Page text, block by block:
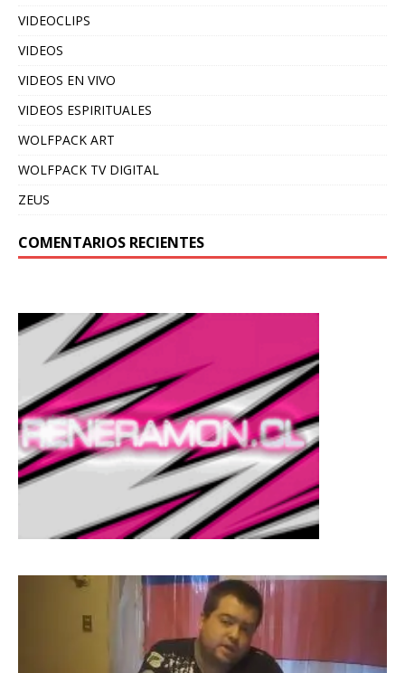
VIDEOCLIPS
VIDEOS
VIDEOS EN VIVO
VIDEOS ESPIRITUALES
WOLFPACK ART
WOLFPACK TV DIGITAL
ZEUS
COMENTARIOS RECIENTES